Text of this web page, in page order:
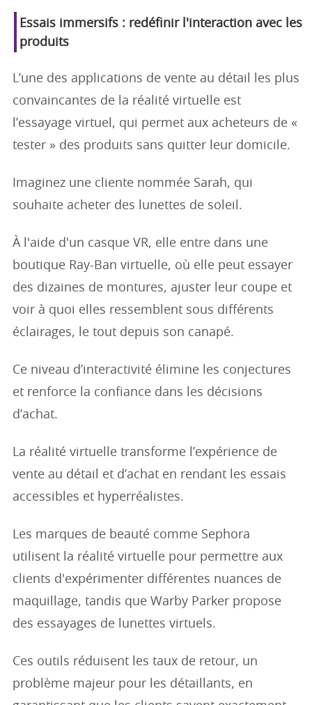
Essais immersifs : redéfinir l'interaction avec les
produits
L’une des applications de vente au détail les plus
convaincantes de la réalité virtuelle est
l’essayage virtuel, qui permet aux acheteurs de «
tester » des produits sans quitter leur domicile.
Imaginez une cliente nommée Sarah, qui
souhaite acheter des lunettes de soleil.
À l'aide d'un casque VR, elle entre dans une
boutique Ray-Ban virtuelle, où elle peut essayer
des dizaines de montures, ajuster leur coupe et
voir à quoi elles ressemblent sous différents
éclairages, le tout depuis son canapé.
Ce niveau d’interactivité élimine les conjectures
et renforce la confiance dans les décisions
d’achat.
La réalité virtuelle transforme l’expérience de
vente au détail et d’achat en rendant les essais
accessibles et hyperréalistes.
Les marques de beauté comme Sephora
utilisent la réalité virtuelle pour permettre aux
clients d'expérimenter différentes nuances de
maquillage, tandis que Warby Parker propose
des essayages de lunettes virtuels.
Ces outils réduisent les taux de retour, un
problème majeur pour les détaillants, en